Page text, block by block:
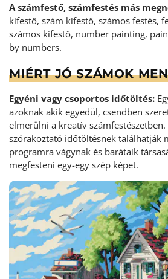
A számfestő, számfestés más
kifestő, szám kifestő, számos festés,
számos kifestő, number painting,
by numbers.
MIÉRT JÓ SZÁMOK
Egyéni vagy csoportos időtöltés:
azoknak akik egyedül, csendben
elmerülni a kreatív számfestészetben.
szórakoztató időtöltésnek találhatják
programra vágynak és barátaik
megfesteni egy-egy szép képet.